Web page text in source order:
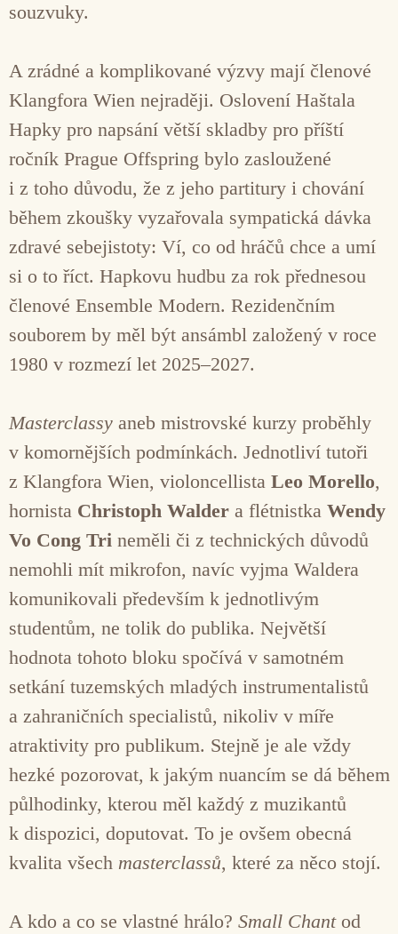
souzvuky.
A zrádné a komplikované výzvy mají členové
Klangfora Wien nejraději. Oslovení Haštala
Hapky pro napsání větší skladby pro příští
ročník Prague Offspring bylo zasloužené
i z toho důvodu, že z jeho partitury i chování
během zkoušky vyzařovala sympatická dávka
zdravé sebejistoty: Ví, co od hráčů chce a umí
si o to říct. Hapkovu hudbu za rok přednesou
členové Ensemble Modern. Rezidenčním
souborem by měl být ansámbl založený v roce
1980 v rozmezí let 2025–2027.
Masterclassy aneb mistrovské kurzy proběhly
v komornějších podmínkách. Jednotliví tutoři
z Klangfora Wien, violoncellista Leo Morello,
hornista Christoph Walder a flétnistka Wendy
Vo Cong Tri neměli či z technických důvodů
nemohli mít mikrofon, navíc vyjma Waldera
komunikovali především k jednotlivým
studentům, ne tolik do publika. Největší
hodnota tohoto bloku spočívá v samotném
setkání tuzemských mladých instrumentalistů
a zahraničních specialistů, nikoliv v míře
atraktivity pro publikum. Stejně je ale vždy
hezké pozorovat, k jakým nuancím se dá během
půlhodinky, kterou měl každý z muzikantů
k dispozici, doputovat. To je ovšem obecná
kvalita všech masterclassů, které za něco stojí.
A kdo a co se vlastné hrálo? Small Chantod